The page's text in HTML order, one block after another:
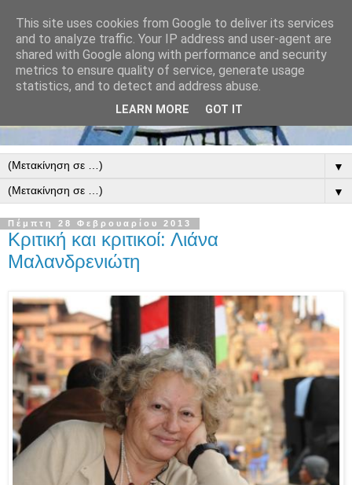
▼
▼
Πέμπτη 28 Φεβρουαρίου 2013
Κριτική και κριτικοί: Λιάνα
Μαλανδρενιώτη
This site uses cookies from Google to deliver its services
and to analyze traffic. Your IP address and user-agent are
shared with Google along with performance and security
metrics to ensure quality of service, generate usage
statistics, and to detect and address abuse.
LEARN MORE GOT IT